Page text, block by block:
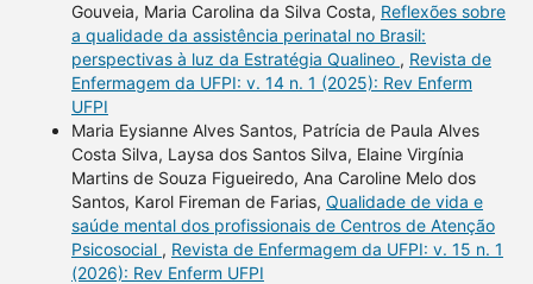
Gouveia, Maria Carolina da Silva Costa, Reflexões sobre
a qualidade da assistência perinatal no Brasil:
perspectivas à luz da Estratégia Qualineo , Revista de
Enfermagem da UFPI: v. 14 n. 1 (2025): Rev Enferm
UFPI
Maria Eysianne Alves Santos, Patrícia de Paula Alves
Costa Silva, Laysa dos Santos Silva, Elaine Virgínia
Martins de Souza Figueiredo, Ana Caroline Melo dos
Santos, Karol Fireman de Farias, Qualidade de vida e
saúde mental dos profissionais de Centros de Atenção
Psicosocial , Revista de Enfermagem da UFPI: v. 15 n. 1
(2026): Rev Enferm UFPI